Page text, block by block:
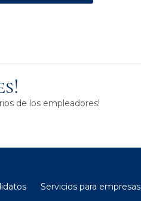
de los empleadores!
Servicios para empresas